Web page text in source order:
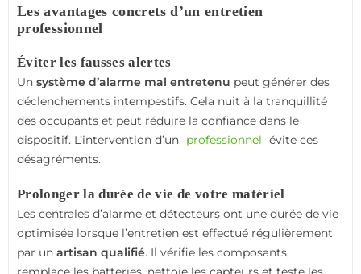
Les avantages concrets d’un entretien
professionnel
Éviter les fausses alertes
Un système d’alarme mal entretenu peut générer des
déclenchements intempestifs. Cela nuit à la tranquillité
des occupants et peut réduire la confiance dans le
dispositif. L’intervention d’un professionnel évite ces
désagréments.
Prolonger la durée de vie de votre matériel
Les centrales d’alarme et détecteurs ont une durée de vie
optimisée lorsque l’entretien est effectué régulièrement
par un artisan qualifié. Il vérifie les composants,